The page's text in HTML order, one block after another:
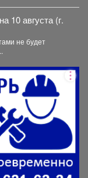
10 августа (г.
не будет